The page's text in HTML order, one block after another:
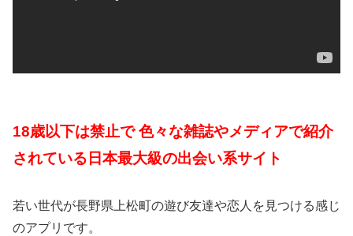
18歳以下は禁止で 色々な雑誌やメディアで紹介
されている日本最大級の出会い系サイト
若い世代が長野県上松町の遊び友達や恋人を見つける感じ
のアプリです。